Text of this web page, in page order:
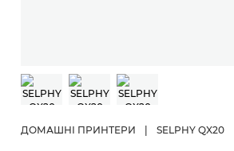
ДОМАШНІ ПРИНТЕРИ SELPHY QX20